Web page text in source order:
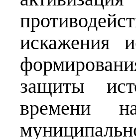
искажения
защиты
времени